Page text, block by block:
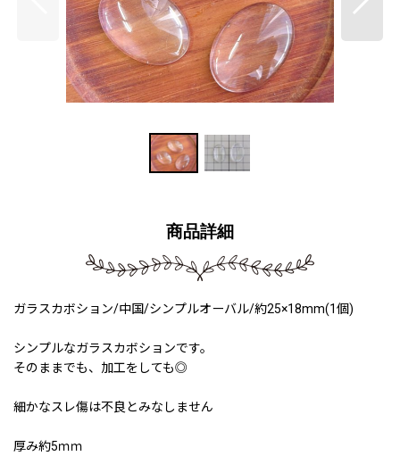
商品詳細
ガラスカボション/中国/シンプルオーバル/約25×18mm(1個)
シンプルなガラスカボションです。
そのままでも、加工をしても◎
細かなスレ傷は不良とみなしません
厚み約5ｍｍ